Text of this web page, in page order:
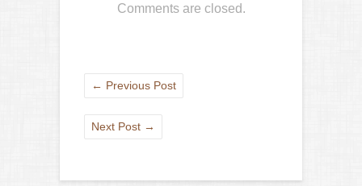
Comments are closed.
← Previous Post
Next Post →